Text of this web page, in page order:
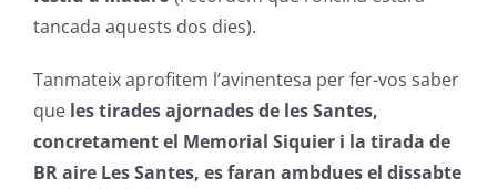
tancada aquests dos dies).
Tanmateix aprofitem l’avinentesa per fer-vos saber
queles tirades ajornades de les Santes,
concretament el Memorial Siquier i la tirada de
BR aire Les Santes, es faran ambdues el dissabte